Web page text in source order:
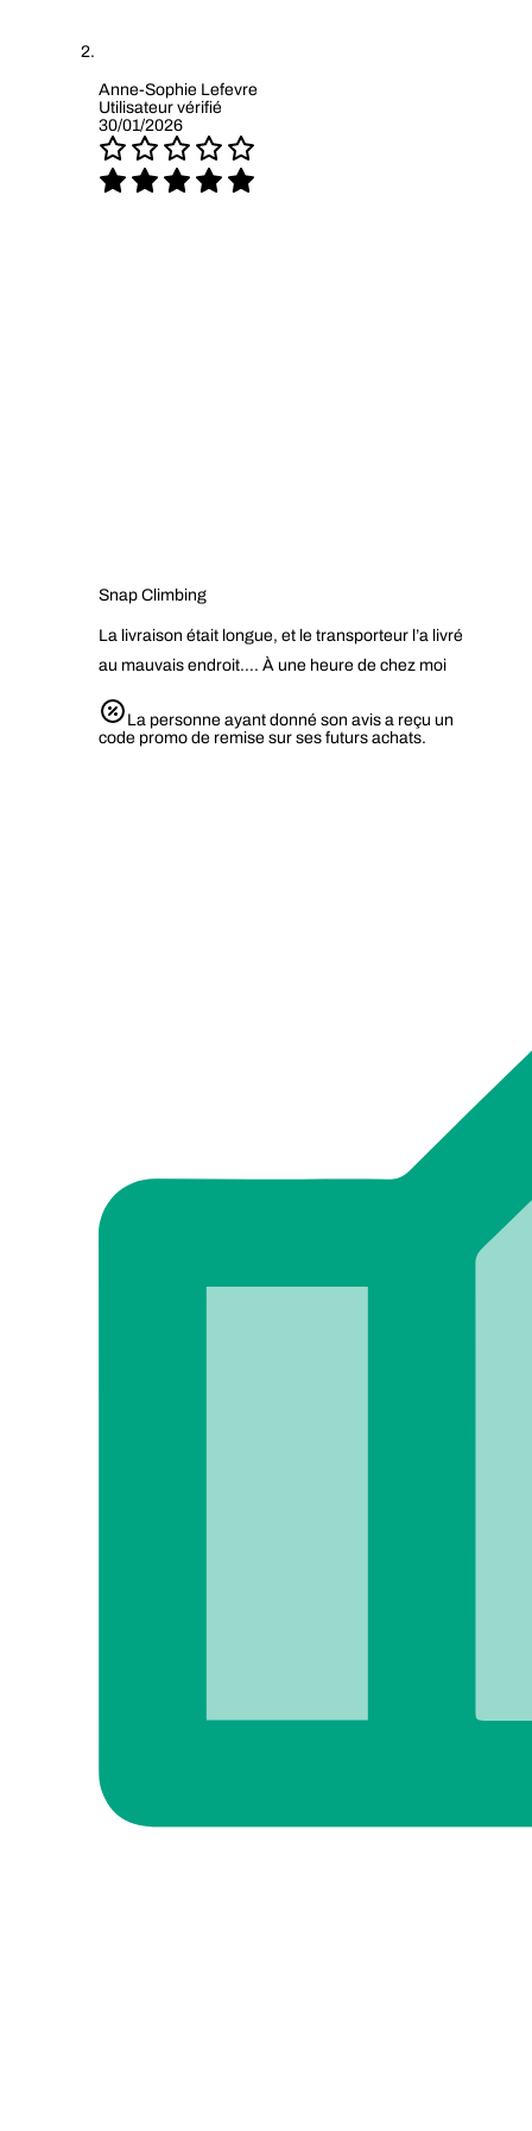
Anne-Sophie Lefevre
Utilisateur vérifié
30/01/2026
Snap Climbing
La livraison était longue, et le transporteur l’a livré
au mauvais endroit…. À une heure de chez moi
La personne ayant donné son avis a reçu un
code promo de remise sur ses futurs achats.